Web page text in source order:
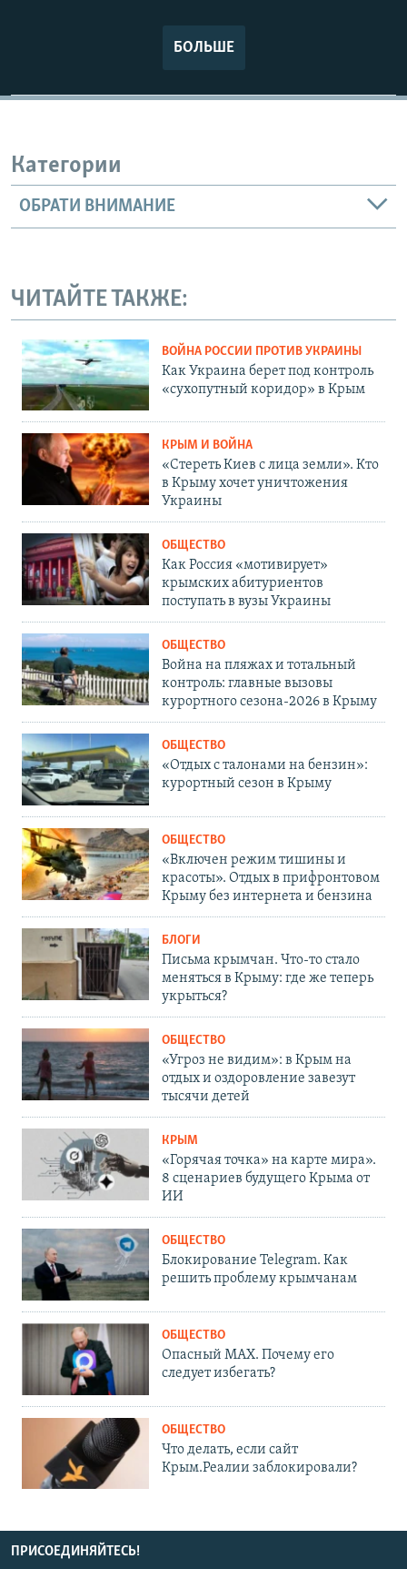
БОЛЬШЕ
Категории
ОБРАТИ ВНИМАНИЕ
ЧИТАЙТЕ ТАКЖЕ:
ВОЙНА РОССИИ ПРОТИВ УКРАИНЫ
Как Украина берет под контроль
«сухопутный коридор» в Крым
КРЫМ И ВОЙНА
«Стереть Киев с лица земли». Кто
в Крыму хочет уничтожения
Украины
ОБЩЕСТВО
Как Россия «мотивирует»
крымских абитуриентов
поступать в вузы Украины
ОБЩЕСТВО
Война на пляжах и тотальный
контроль: главные вызовы
курортного сезона-2026 в Крыму
ОБЩЕСТВО
«Отдых с талонами на бензин»:
курортный сезон в Крыму
ОБЩЕСТВО
«Включен режим тишины и
красоты». Отдых в прифронтовом
Крыму без интернета и бензина
БЛОГИ
Письма крымчан. Что-то стало
меняться в Крыму: где же теперь
укрыться?
ОБЩЕСТВО
«Угроз не видим»: в Крым на
отдых и оздоровление завезут
тысячи детей
КРЫМ
«Горячая точка» на карте мира».
8 сценариев будущего Крыма от
ИИ
ОБЩЕСТВО
Блокирование Telegram. Как
решить проблему крымчанам
ОБЩЕСТВО
Опасный MAX. Почему его
следует избегать?
ОБЩЕСТВО
Что делать, если сайт
Крым.Реалии заблокировали?
ПРИСОЕДИНЯЙТЕСЬ!